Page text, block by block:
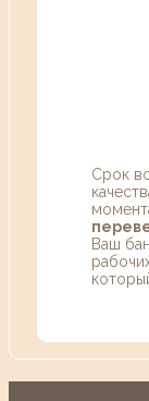
Срок
Ваш